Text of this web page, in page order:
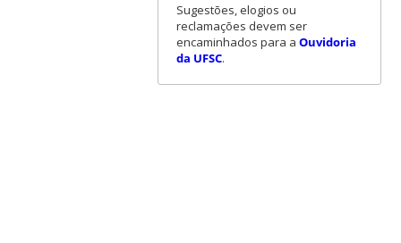
Sugestões, elogios ou
reclamações devem ser
encaminhados para a Ouvidoria
da UFSC.